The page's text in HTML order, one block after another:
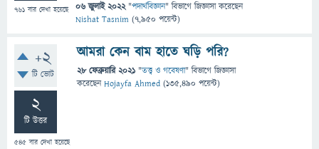
761 বার দেখা হয়েছে 06 জুলাই 2022 "পদার্থবিজ্ঞান" বিভাগে জিজ্ঞাসাকরেছেন
Nishat Tasnim (7,950 পয়েন্ট)
+2
টি ভোট
2
টি উত্তর
545 বার দেখা হয়েছে
আমরা কেন বাম হাতে ঘড়ি পরি?
28 ফেব্রুয়ারি 2021 "তত্ত্ব ও গবেষণা" বিভাগে জিজ্ঞাসা
করেছেনHojayfa Ahmed (135,490 পয়েন্ট)